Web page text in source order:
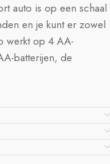
auto is op een schaal
en je kunt er zowel
werkt op 4 AA-
batterijen, de